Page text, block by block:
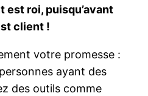
est roi, puisqu’avant
client !
votre promesse :
ayant des
des outils comme